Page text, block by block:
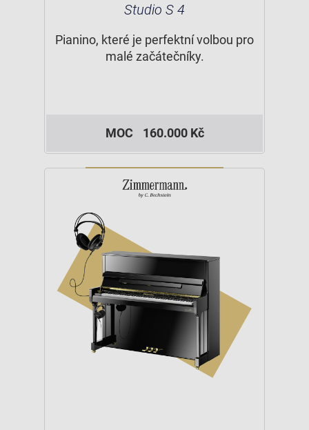
Studio S 4
Pianino, které je perfektní volbou pro
malé začátečníky.
MOC 160.000 Kč